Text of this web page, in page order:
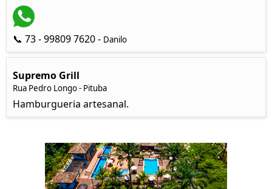
📞 73 - 99809 7620 - Danilo
Supremo Grill
Rua Pedro Longo - Pituba
Hamburgueria artesanal.